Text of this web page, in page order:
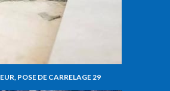
POSE DE CARRELAGE 29